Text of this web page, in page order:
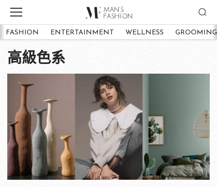
FASHION ENTERTAINMENT WELLNESS GROOMING
高級色系